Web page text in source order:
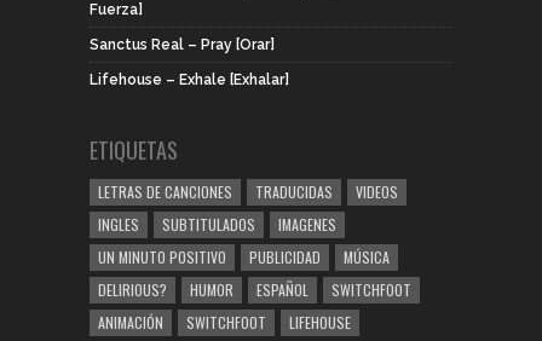
Fuerza]
Sanctus Real – Pray [Orar]
Lifehouse – Exhale [Exhalar]
ETIQUETAS
LETRAS DE CANCIONES TRADUCIDAS
VIDEOS
INGLES
SUBTITULADOS
IMAGENES
UN MINUTO POSITIVO
PUBLICIDAD
MÚSICA
DELIRIOUS?
HUMOR ESPAÑOL
SWITCHFOOT
ANIMACIÓN
SWITCHFOOT LIFEHOUSE